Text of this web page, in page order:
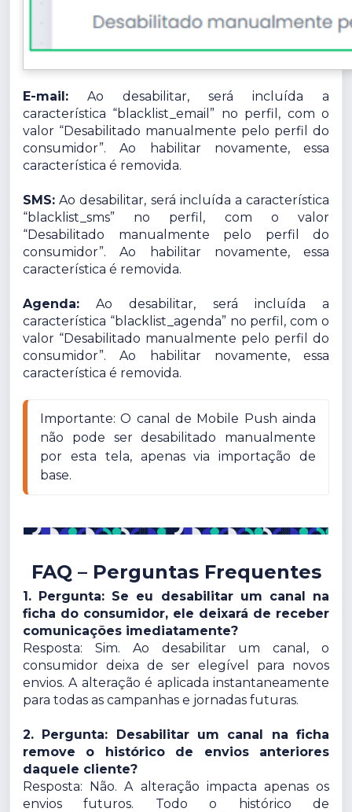
E-mail: Ao desabilitar, será incluída a
característica “blacklist_email” no perfil, com o
valor “Desabilitado manualmente pelo perfil do
consumidor”. Ao habilitar novamente, essa
característica é removida.
SMS: Ao desabilitar, será incluída a característica
“blacklist_sms” no perfil, com o valor
“Desabilitado manualmente pelo perfil do
consumidor”. Ao habilitar novamente, essa
característica é removida.
Agenda: Ao desabilitar, será incluída a
característica “blacklist_agenda” no perfil, com o
valor “Desabilitado manualmente pelo perfil do
consumidor”. Ao habilitar novamente, essa
característica é removida.
Importante: O canal de Mobile Push ainda
não pode ser desabilitado manualmente
por esta tela, apenas via importação de
base.
FAQ – Perguntas Frequentes
1. Pergunta: Se eu desabilitar um canal na
ficha do consumidor, ele deixará de receber
comunicações imediatamente?
Resposta: Sim. Ao desabilitar um canal, o
consumidor deixa de ser elegível para novos
envios. A alteração é aplicada instantaneamente
para todas as campanhas e jornadas futuras.
2. Pergunta: Desabilitar um canal na ficha
remove o histórico de envios anteriores
daquele cliente?
Resposta: Não. A alteração impacta apenas os
envios futuros. Todo o histórico de